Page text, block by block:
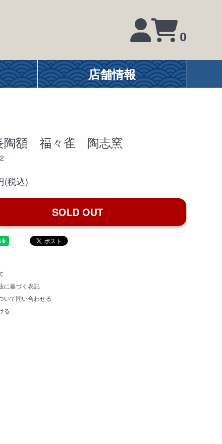
0
店舗情報
陶額 福々雀 陶志窯
(税込)
SOLD OUT
に基づく表記
いて問い合わせる
る